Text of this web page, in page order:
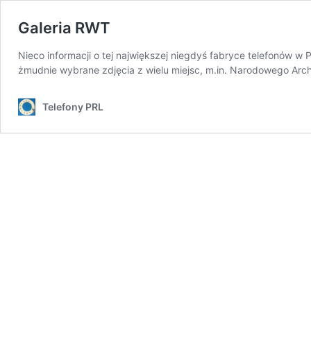
Galeria RWT
Nieco informacji o tej największej niegdyś fabryce telefonów w
żmudnie wybrane zdjęcia z wielu miejsc, m.in. Narodowego
Telefony PRL